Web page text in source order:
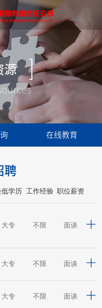
源
在线教育
聘
低学历 工作经验 职位薪资
大专 不限 面谈
大专 不限 面谈
大专 不限 面谈